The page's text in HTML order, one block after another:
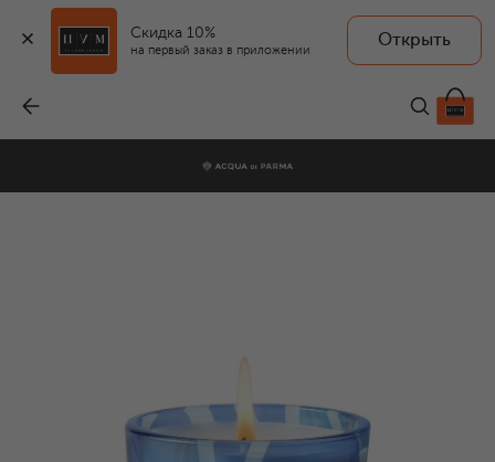
Скидка 10%
на первый заказ в приложении
Открыть
7 500 ₽